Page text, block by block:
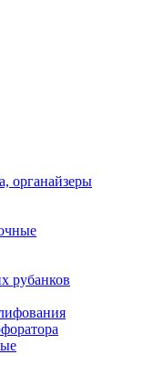
органайзеры
рубанков